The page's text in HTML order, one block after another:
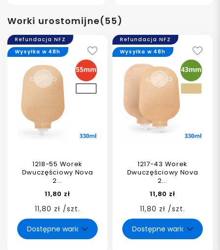
Worki urostomijne(55)
Refundacja NFZ
1218-55 Worek
Dwuczęściowy Nova
2...
11,80 zł
11,80 zł /szt.
Wysyłka w 48h
Refundacja NFZ
1217-43 Worek
Dwuczęściowy Nova
2...
11,80 zł
11,80 zł /szt.
Wysyłka w 48h